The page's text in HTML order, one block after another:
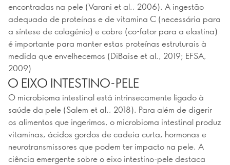
encontradas na pele (Varani et al., 2006). A ingestão
adequada de proteínas e de vitamina C (necessária para
a síntese de colagénio) e cobre (co-fator para a elastina)
é importante para manter estas proteínas estruturais à
medida que envelhecemos (DiBaise et al., 2019; EFSA,
2009)
O EIXO INTESTINO-PELE
O microbioma intestinal está intrinsecamente ligado à
saúde da pele (Salem et al., 2018). Para além de digerir
os alimentos que ingerimos, o microbioma intestinal produz
vitaminas, ácidos gordos de cadeia curta, hormonas e
neurotransmissores que podem ter impacto na pele. A
ciência emergente sobre o eixo intestino-pele destaca